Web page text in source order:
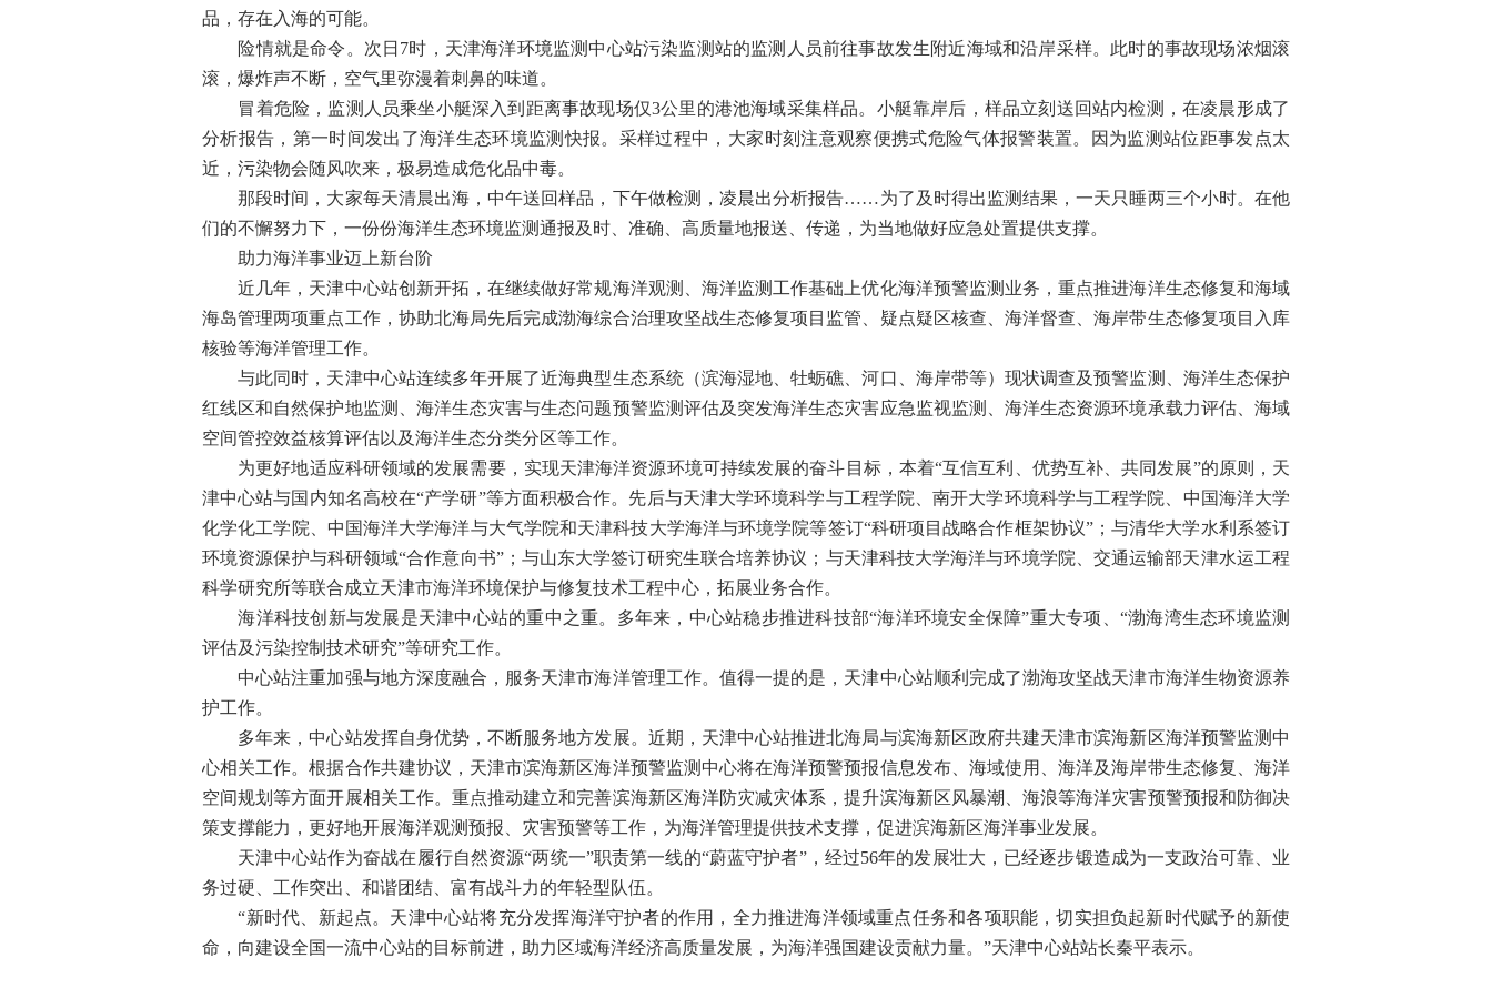
品，存在入海的可能。
险情就是命令。次日7时，天津海洋环境监测中心站污染监测站的监测人员前往事故发生附近海域和沿岸采样。此时的事故现场浓烟滚
滚，爆炸声不断，空气里弥漫着刺鼻的味道。
冒着危险，监测人员乘坐小艇深入到距离事故现场仅3公里的港池海域采集样品。小艇靠岸后，样品立刻送回站内检测，在凌晨形成了
分析报告，第一时间发出了海洋生态环境监测快报。采样过程中，大家时刻注意观察便携式危险气体报警装置。因为监测站位距事发点太
近，污染物会随风吹来，极易造成危化品中毒。
那段时间，大家每天清晨出海，中午送回样品，下午做检测，凌晨出分析报告……为了及时得出监测结果，一天只睡两三个小时。在他
们的不懈努力下，一份份海洋生态环境监测通报及时、准确、高质量地报送、传递，为当地做好应急处置提供支撑。
助力海洋事业迈上新台阶
近几年，天津中心站创新开拓，在继续做好常规海洋观测、海洋监测工作基础上优化海洋预警监测业务，重点推进海洋生态修复和海域
海岛管理两项重点工作，协助北海局先后完成渤海综合治理攻坚战生态修复项目监管、疑点疑区核查、海洋督查、海岸带生态修复项目入库
核验等海洋管理工作。
与此同时，天津中心站连续多年开展了近海典型生态系统（滨海湿地、牡蛎礁、河口、海岸带等）现状调查及预警监测、海洋生态保护
红线区和自然保护地监测、海洋生态灾害与生态问题预警监测评估及突发海洋生态灾害应急监视监测、海洋生态资源环境承载力评估、海域
空间管控效益核算评估以及海洋生态分类分区等工作。
为更好地适应科研领域的发展需要，实现天津海洋资源环境可持续发展的奋斗目标，本着“互信互利、优势互补、共同发展”的原则，天
津中心站与国内知名高校在“产学研”等方面积极合作。先后与天津大学环境科学与工程学院、南开大学环境科学与工程学院、中国海洋大学
化学化工学院、中国海洋大学海洋与大气学院和天津科技大学海洋与环境学院等签订“科研项目战略合作框架协议”；与清华大学水利系签订
环境资源保护与科研领域“合作意向书”；与山东大学签订研究生联合培养协议；与天津科技大学海洋与环境学院、交通运输部天津水运工程
科学研究所等联合成立天津市海洋环境保护与修复技术工程中心，拓展业务合作。
海洋科技创新与发展是天津中心站的重中之重。多年来，中心站稳步推进科技部“海洋环境安全保障”重大专项、“渤海湾生态环境监测
评估及污染控制技术研究”等研究工作。
中心站注重加强与地方深度融合，服务天津市海洋管理工作。值得一提的是，天津中心站顺利完成了渤海攻坚战天津市海洋生物资源养
护工作。
多年来，中心站发挥自身优势，不断服务地方发展。近期，天津中心站推进北海局与滨海新区政府共建天津市滨海新区海洋预警监测中
心相关工作。根据合作共建协议，天津市滨海新区海洋预警监测中心将在海洋预警预报信息发布、海域使用、海洋及海岸带生态修复、海洋
空间规划等方面开展相关工作。重点推动建立和完善滨海新区海洋防灾减灾体系，提升滨海新区风暴潮、海浪等海洋灾害预警预报和防御决
策支撑能力，更好地开展海洋观测预报、灾害预警等工作，为海洋管理提供技术支撑，促进滨海新区海洋事业发展。
天津中心站作为奋战在履行自然资源“两统一”职责第一线的“蔚蓝守护者”，经过56年的发展壮大，已经逐步锻造成为一支政治可靠、业
务过硬、工作突出、和谐团结、富有战斗力的年轻型队伍。
“新时代、新起点。天津中心站将充分发挥海洋守护者的作用，全力推进海洋领域重点任务和各项职能，切实担负起新时代赋予的新使
命，向建设全国一流中心站的目标前进，助力区域海洋经济高质量发展，为海洋强国建设贡献力量。”天津中心站站长秦平表示。